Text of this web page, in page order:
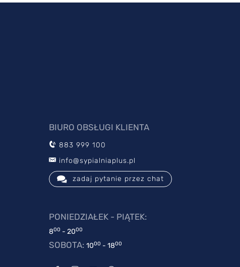
BIURO OBSŁUGI KLIENTA
883 999 100
info@sypialniaplus.pl
zadaj pytanie przez chat
PONIEDZIAŁEK - PIĄTEK:
800 - 2000
SOBOTA: 1000 - 1800